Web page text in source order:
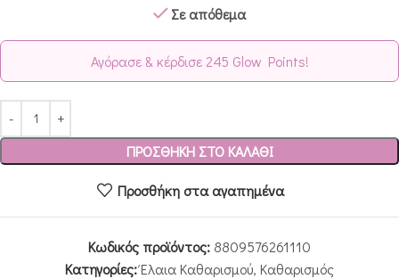
Σε απόθεμα
Αγόρασε & κέρδισε 245 Glow Points!
ΠΡΟΣΘΉΚΗ ΣΤΟ ΚΑΛΆΘΙ
Προσθήκη στα αγαπημένα
Κωδικός προϊόντος: 8809576261110
Κατηγορίες:Έλαια Καθαρισμού, Καθαρισμός